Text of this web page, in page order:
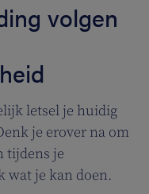
volgen
letsel je huidig
je erover na om
tijdens je
wat je kan doen.